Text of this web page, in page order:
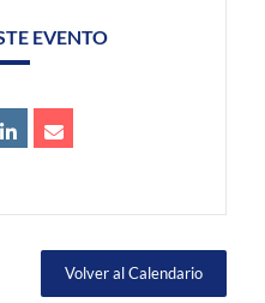
EVENTO
Volver al Calendario